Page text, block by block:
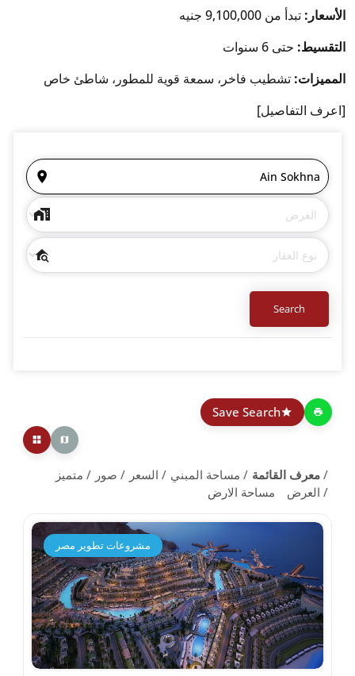
الأسعار: تبدأ من 9,100,000 جنيه
التقسيط: حتى 6 سنوات
المميزات: تشطيب فاخر، سمعة قوية للمطور، شاطئ خاص
[اعرف التفاصيل]
Save Search
معرف القائمة مساحة المبني السعر صور
متميز
العرض
مساحة الارض
مشروعات تطوير مصر